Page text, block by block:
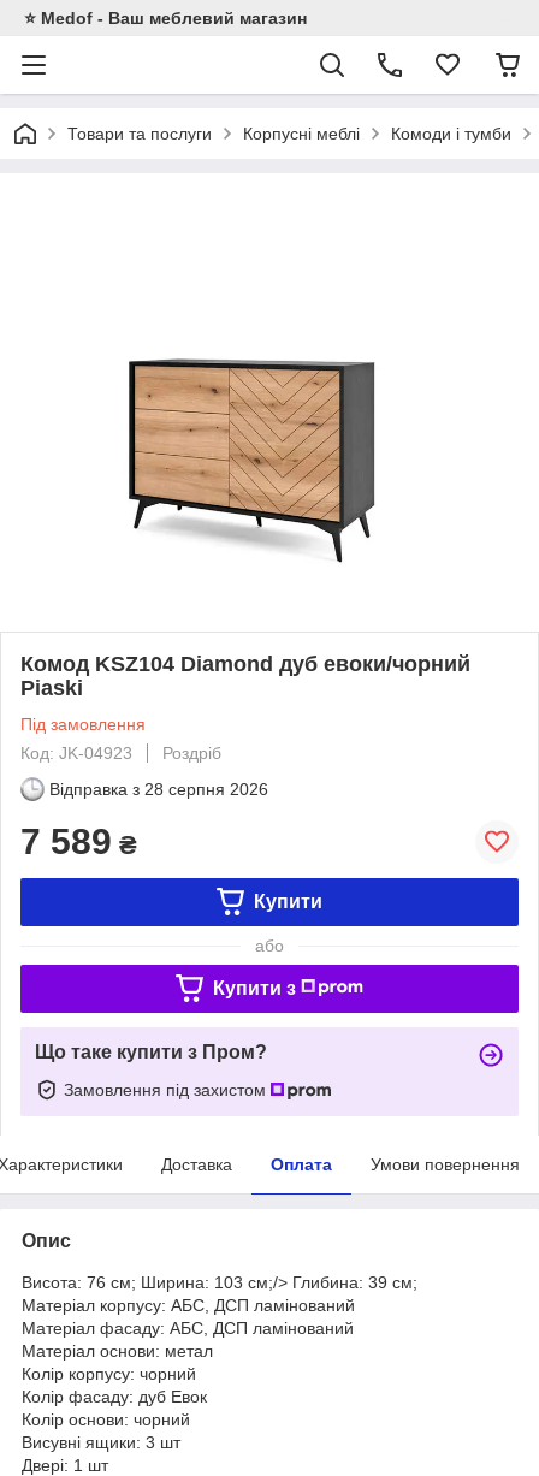
⭐ Medof - Ваш меблевий магазин
Товари та послуги Корпусні меблі Комоди і тумби
Комод KSZ104 Diamond дуб евоки/чорний
Piaski
Під замовлення
Код: JK-04923
Роздріб
Відправка з 28 серпня 2026
7 589 ₴
Купити
або
Купити з
Що таке купити з Пром?
Замовлення під захистом
Доставка Оплата Умови повернення
Опис
Висота: 76 см; Ширина: 103 см;/> Глибина: 39 см;
Матеріал корпусу: АБС, ДСП ламінований
Матеріал фасаду: АБС, ДСП ламінований
Матеріал основи: метал
Колір корпусу: чорний
Колір фасаду: дуб Евок
Колір основи: чорний
Висувні ящики: 3 шт
Двері: 1 шт